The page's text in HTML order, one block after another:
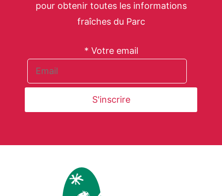
pour obtenir toutes les informations
fraîches du Parc
* Votre email